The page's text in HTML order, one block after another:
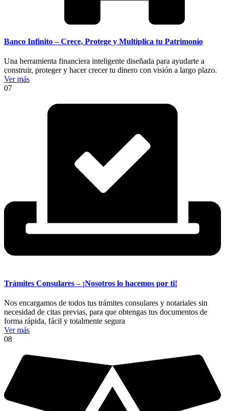
Banco Infinito – Crece, Protege y Multiplica tu Patrimonio
Una herramienta financiera inteligente diseñada para ayudarte a
construir, proteger y hacer crecer tu dinero con visión a largo plazo.
Ver más
07
Trámites Consulares – ¡Nosotros lo hacemos por ti!
Nos encargamos de todos tus trámites consulares y notariales sin
necesidad de citas previas, para que obtengas tus documentos de
forma rápida, fácil y totalmente segura
Ver más
08